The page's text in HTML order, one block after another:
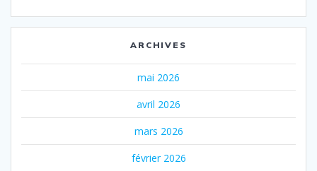
ARCHIVES
mai 2026
avril 2026
mars 2026
février 2026